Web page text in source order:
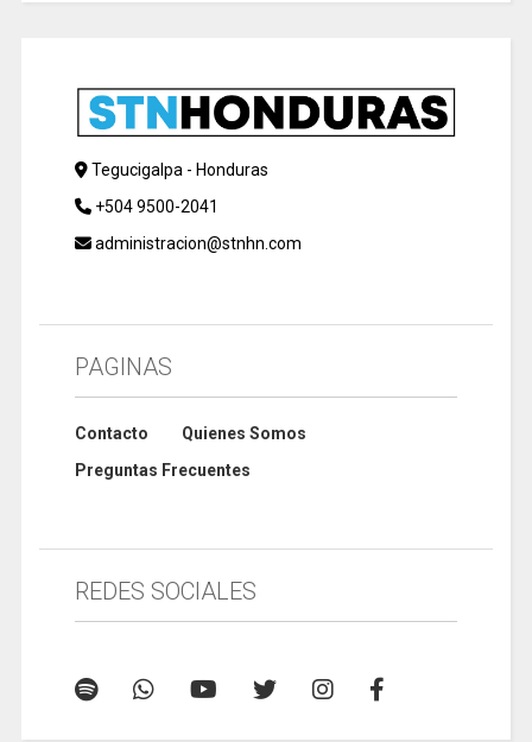
Tegucigalpa - Honduras
+504 9500-2041
administracion@stnhn.com
PAGINAS
Contacto
Quienes Somos
Preguntas Frecuentes
REDES SOCIALES